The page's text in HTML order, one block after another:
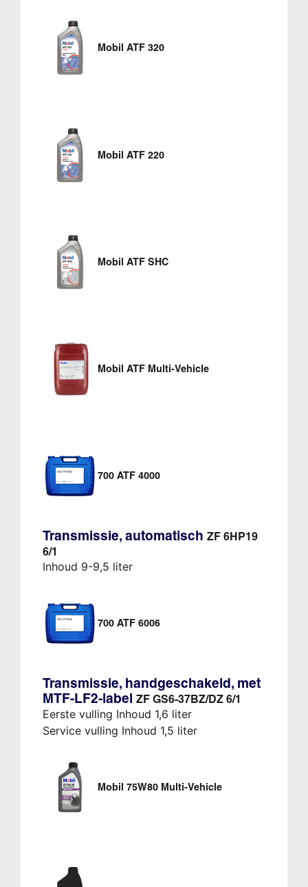
Mobil ATF 320
Mobil ATF 220
Mobil ATF SHC
Mobil ATF Multi-Vehicle
700 ATF 4000
Transmissie, automatisch ZF 6HP19
6/1
Inhoud 9-9,5 liter
700 ATF 6006
Transmissie, handgeschakeld, met
MTF-LF2-label ZF GS6-37BZ/DZ 6/1
Eerste vulling Inhoud 1,6 liter
Service vulling Inhoud 1,5 liter
Mobil 75W80 Multi-Vehicle